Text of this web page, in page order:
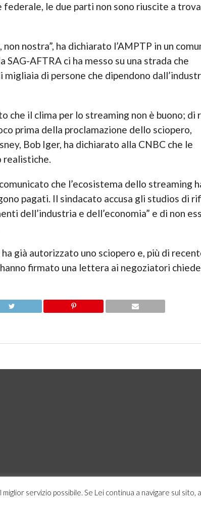
le due parti non sono riuscite a
nostra”, ha dichiarato l’AMPTP in un
SAG-AFTRA ci ha messo su una strada che
di persone che dipendono
che il clima per lo streaming non è buono; di
prima della proclamazione dello sciopero,
Bob Iger, ha dichiarato alla CNBC che le
realistiche.
che l’ecosistema dello streaming
pagati. Il sindacato accusa gli studios di
dell’industria e dell’economia” e di non
già autorizzato uno sciopero e, più di
firmato una lettera ai negoziatori
servizio possibile. Se Lei continua a navigare sul sito,